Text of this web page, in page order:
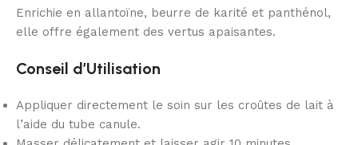
Enrichie en allantoïne, beurre de karité et panthénol,
elle offre également des vertus apaisantes.
Conseil d’Utilisation
Appliquer directement le soin sur les croûtes de lait à
l’aide du tube canule.